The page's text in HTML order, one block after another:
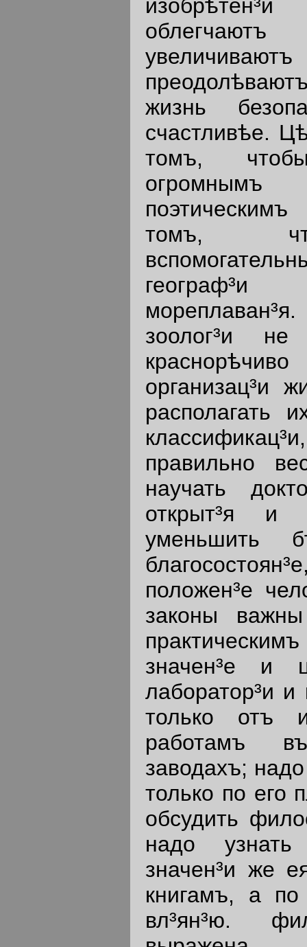
облегчаютъ
жизнь
счастливѣе.
томъ,
огромнымъ
томъ,
зоолог³и
организац³и
располагать
правильно
научать
открыт³я и
уменьшить
положен³е
законы
значен³е и
лаборатор³и и
только отъ
работамъ
заводахъ;
только по его
обсудить
надо
значен³и же
книгамъ, а
вл³ян³ю.